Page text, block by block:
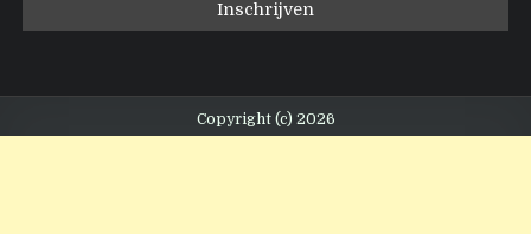
Copyright (c) 2026